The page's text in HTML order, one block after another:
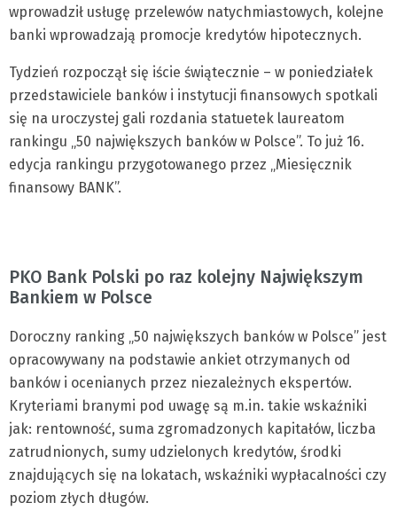
wprowadził usługę przelewów natychmiastowych, kolejne
banki wprowadzają promocje kredytów hipotecznych.
Tydzień rozpoczął się iście świątecznie – w poniedziałek
przedstawiciele banków i instytucji finansowych spotkali
się na uroczystej gali rozdania statuetek laureatom
rankingu „50 największych banków w Polsce”. To już 16.
edycja rankingu przygotowanego przez „Miesięcznik
finansowy BANK”.
PKO Bank Polski po raz kolejny Największym
Bankiem w Polsce
Doroczny ranking „50 największych banków w Polsce” jest
opracowywany na podstawie ankiet otrzymanych od
banków i ocenianych przez niezależnych ekspertów.
Kryteriami branymi pod uwagę są m.in. takie wskaźniki
jak: rentowność, suma zgromadzonych kapitałów, liczba
zatrudnionych, sumy udzielonych kredytów, środki
znajdujących się na lokatach, wskaźniki wypłacalności czy
poziom złych długów.